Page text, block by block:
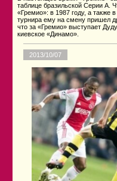
таблице бразильской Серии А.
«Гремио»: в 1987 году, а также
турнира ему на смену пришел
что за «Гремио» выступает
киевское «Динамо».
2013/10/07